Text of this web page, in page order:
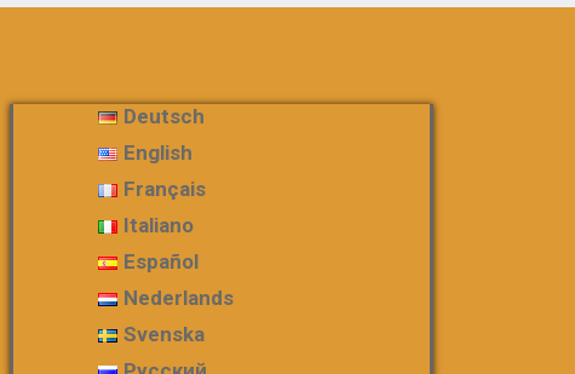
Deutsch
English
Français
Italiano
Español
Nederlands
Svenska